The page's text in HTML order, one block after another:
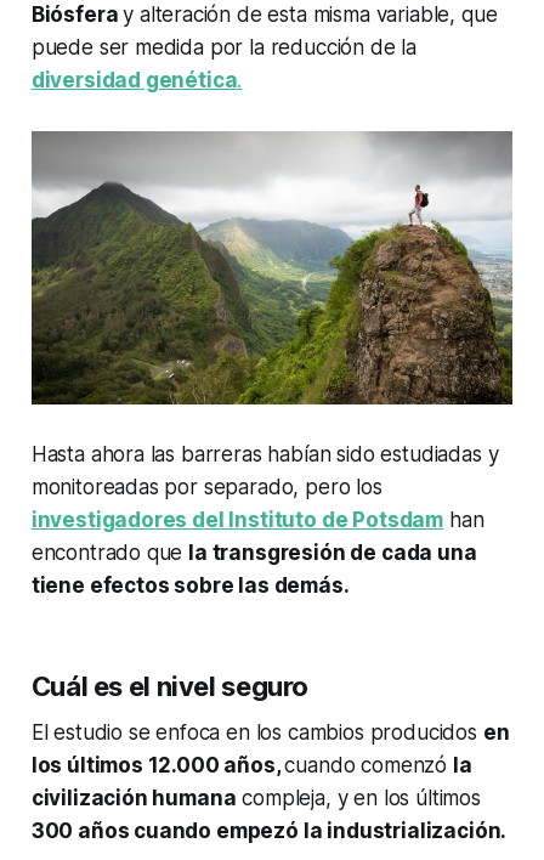
Biósferay alteración de esta misma variable, que
puede ser medida por la reducción de la
diversidad genética.
Hasta ahora las barreras habían sido estudiadas y
monitoreadas por separado, pero los
investigadores del Instituto de Potsdam han
encontrado que la transgresión de cada una
tiene efectos sobre las demás.
Cuál es el nivel seguro
El estudio se enfoca en los cambios producidos en
los últimos 12.000 años,cuando comenzó la
civilización humana compleja, y en los últimos
300 años cuando empezó la industrialización.